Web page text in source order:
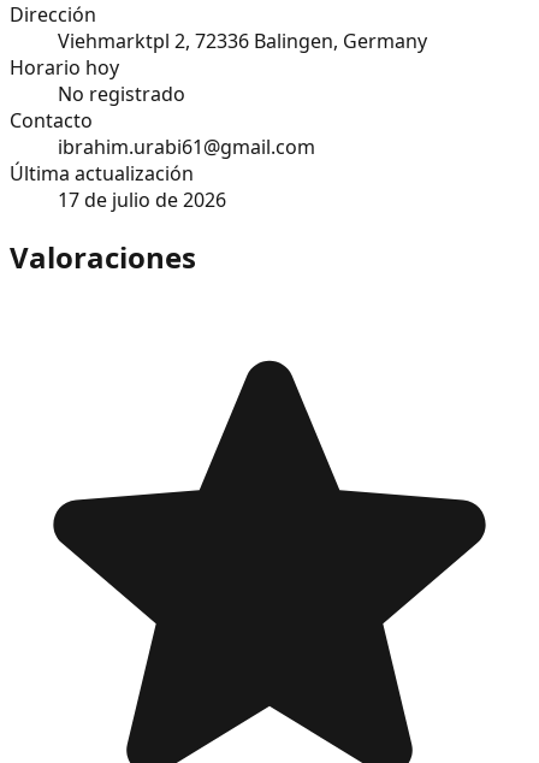
Dirección
Viehmarktpl 2, 72336 Balingen, Germany
Horario hoy
No registrado
Contacto
ibrahim.urabi61@gmail.com
Última actualización
17 de julio de 2026
Valoraciones